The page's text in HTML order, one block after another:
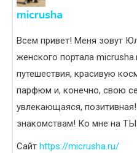
micrusha
Всем привет! Меня зовут
женского портала
путешествия, красивую
парфюм и, конечно, свою
увлекающаяся,
знакомствам! Ко мне на ТЫ
Сайт https://micrusha.ru/